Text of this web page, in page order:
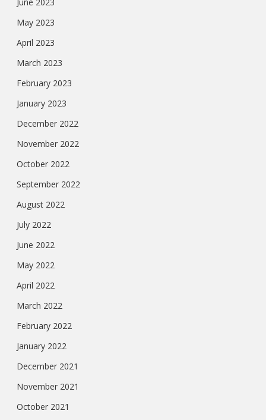
May 2023
April 2023
March 2023
February 2023
January 2023
December 2022
November 2022
October 2022
September 2022
August 2022
July 2022
June 2022
May 2022
April 2022
March 2022
February 2022
January 2022
December 2021
November 2021
October 2021